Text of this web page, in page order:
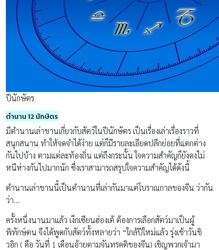
ปีนักษัตร
ตำนาน 12 นักษัตร
มีตำนานเล่าขานเกี่ยวกับสัตว์ในปีนักษัตร เป็นเรื่องเล่าเรื่องราวที่
สนุกสนาน ทำให้จดจำได้ง่าย แต่ก็มีรายละเอียดปลีกย่อยที่แตกต่าง
กันไปบ้าง ตามแต่ละท้องถิ่น แต่ถึงกระนั้น ใจความสำคัญก็ยังคงไม่
หนีห่างกันไปมากนัก ซึ่งเราสามารถสรุปใจความสำคัญได้ดังนี้
ตำนานเล่าขานนี้เป็นตำนานที่เล่ากันมาแต่โบราณกาลของจีน ว่ากัน
ว่า…
ครั้งหนึ่งนานมาแล้ว เง็กเซียนฮ่องเต้ ต้องการเลือกสัตว์มาเป็นผู้
พิทักษ์ตน จึงได้พูดกับสัตว์ทั้งหลายว่า “ใกล้ปีใหม่แล้ว รุ่งเช้าวันชิ
วอิก ( คือ วันที่ 1 เดือนอ้ายตามจันทรคติของจีน) เชิญพวกเจ้ามา